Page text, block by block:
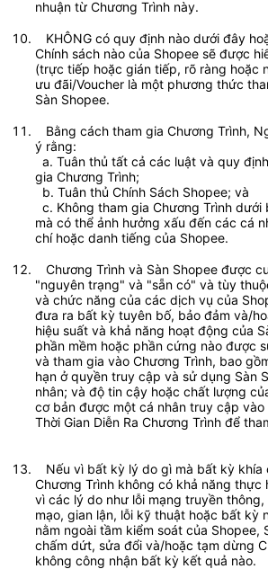
Chính sách nào của Shopee sẽ được
(trực tiếp hoặc gián tiếp, rõ ràng hoặc
ưu đãi/Voucher là một phương thức
  a. Tuân thủ tất cả các luật và quy định hiện hành khi tham
  c. Không tham gia Chương Trình dưới bất kỳ hình thức nào
mà có thể ảnh hưởng xấu đến các cá
chí hoặc danh tiếng của Shopee.
   Chương Trình và Sàn Shopee được cung cấp trên cơ sở
"nguyên trạng" và "sẵn có" và tùy
và chức năng của các dịch vụ của
đưa ra bất kỳ tuyên bố, bảo đảm và/
hiệu suất và khả năng hoạt động của
phần mềm hoặc phần cứng nào được
và tham gia vào Chương Trình, bao
hạn ở quyền truy cập và sử dụng Sàn
nhân; và độ tin cậy hoặc chất lượng
cơ bản được một cá nhân truy cập
Thời Gian Diễn Ra Chương Trình để
Chương Trình không có khả năng thực
vì các lý do như lỗi mạng truyền thông,
mạo, gian lận, lỗi kỹ thuật hoặc bất kỳ
nằm ngoài tầm kiểm soát của Shopee,
chấm dứt, sửa đổi và/hoặc tạm dừng
không công nhận bất kỳ kết quả nào.